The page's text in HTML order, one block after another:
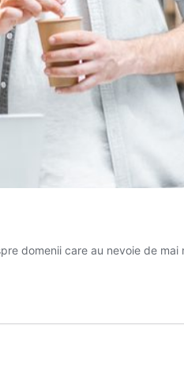
domenii care au nevoie de